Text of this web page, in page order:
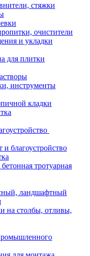
стяжки
очистители
и укладки
для плитки
инструменты
кладки
благоустройство
тротуарная
ландшафтный
на столбы, отливы,